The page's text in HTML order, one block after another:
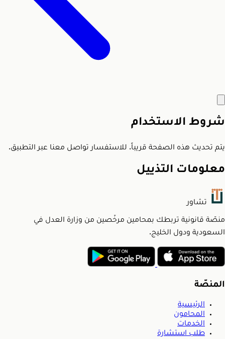
شروط الاستخدام
يتم تحديث هذه الصفحة قريباً. للاستفسار تواصل معنا عبر التطبيق.
معلومات التذييل
تشاور
منصّة قانونية تربطك بمحامين مرخّصين من وزارة العدل في
السعودية ودول الخليج.
المنصّة
الرئيسية
المحامون
الخدمات
طلب استشارة